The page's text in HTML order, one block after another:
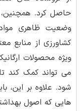
حاصل کرد. همچنین،
وضعیت ظاهری
کشاورزی از منابع
ویژه محصولات
می تواند کمک کند
شود. علاوه بر این،
هایی که اصول